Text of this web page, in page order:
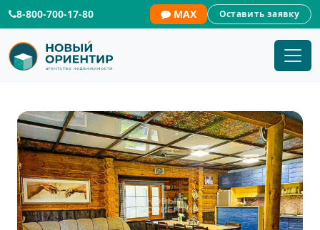
8-800-700-17-80 MAX Оставить заявку